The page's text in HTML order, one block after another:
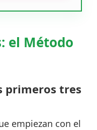
el Método
primeros tres
empiezan con el